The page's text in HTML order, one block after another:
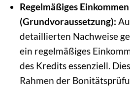
Regelmäßiges Einkommen
(Grundvoraussetzung):
detaillierten Nachweise
ein regelmäßiges
des Kredits essenziell.
Rahmen der